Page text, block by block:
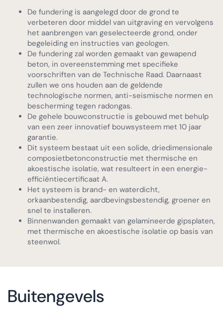
De fundering is aangelegd door de grond te
verbeteren door middel van uitgraving en vervolgens
het aanbrengen van geselecteerde grond, onder
begeleiding en instructies van geologen.
De fundering zal worden gemaakt van gewapend
beton, in overeenstemming met specifieke
voorschriften van de Technische Raad. Daarnaast
zullen we ons houden aan de geldende
technologische normen, anti-seismische normen en
bescherming tegen radongas.
De gehele bouwconstructie is gebouwd met behulp
van een zeer innovatief bouwsysteem met 10 jaar
garantie.
Dit systeem bestaat uit een solide, driedimensionale
composietbetonconstructie met thermische en
akoestische isolatie, wat resulteert in een energie-
efficiëntiecertificaat A.
Het systeem is brand- en waterdicht,
orkaanbestendig, aardbevingsbestendig, groener en
snel te installeren.
Binnenwanden gemaakt van gelamineerde gipsplaten,
met thermische en akoestische isolatie op basis van
steenwol.
Buitengevels